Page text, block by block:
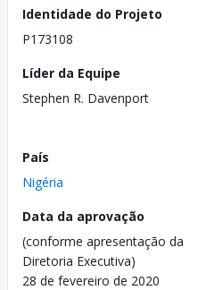
Identidade do Projeto
P173108
Líder da Equipe
Stephen R. Davenport
País
Nigéria
Data da aprovação
(conforme apresentação da
Diretoria Executiva)
28 de fevereiro de 2020